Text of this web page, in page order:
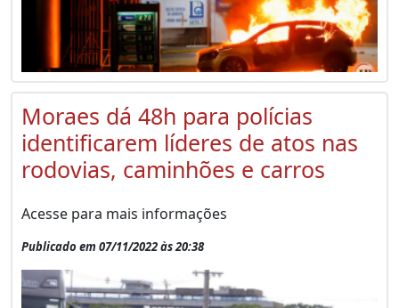
Moraes dá 48h para polícias
identificarem líderes de atos nas
rodovias, caminhões e carros
Acesse para mais informações
Publicado em 07/11/2022 às 20:38